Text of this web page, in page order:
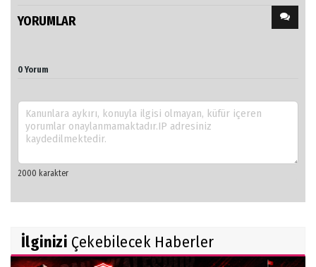
YORUMLAR
0 Yorum
İlginizi Çekebilecek Haberler